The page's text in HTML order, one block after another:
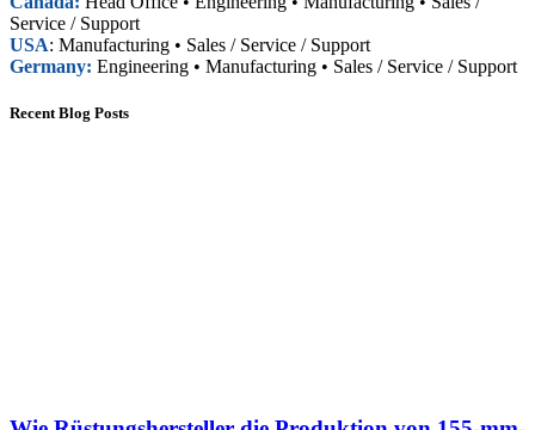
Service / Support
USA: Manufacturing • Sales / Service / Support
Germany: Engineering • Manufacturing • Sales / Service / Support
Recent Blog Posts